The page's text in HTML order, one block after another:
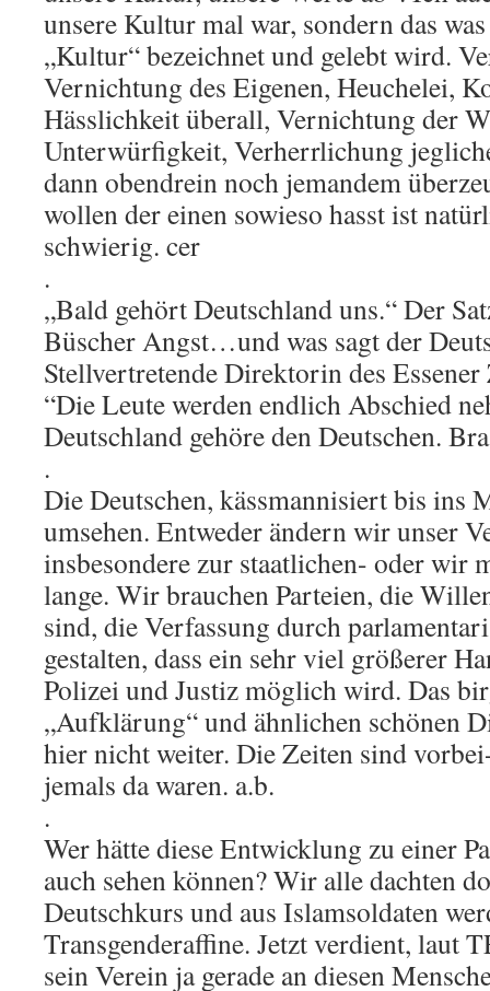
unsere Kultur mal war, sondern das
„Kultur“ bezeichnet und gelebt wird.
Vernichtung des Eigenen, Heuchelei,
Hässlichkeit überall, Vernichtung der
Unterwürfigkeit, Verherrlichung
dann obendrein noch jemandem
wollen der einen sowieso hasst ist
schwierig. cer
.
„Bald gehört Deutschland uns.“ Der
Büscher Angst…und was sagt der
Stellvertretende Direktorin des
“Die Leute werden endlich Abschied
Deutschland gehöre den Deutschen. Bra
.
Die Deutschen, kässmannisiert bis ins
umsehen. Entweder ändern wir unser
insbesondere zur staatlichen- oder wir
lange. Wir brauchen Parteien, die
sind, die Verfassung durch
gestalten, dass ein sehr viel größerer
Polizei und Justiz möglich wird. Das
„Aufklärung“ und ähnlichen schönen
hier nicht weiter. Die Zeiten sind
jemals da waren. a.b.
.
Wer hätte diese Entwicklung zu einer
auch sehen können? Wir alle dachten
Deutschkurs und aus Islamsoldaten
Transgenderaffine. Jetzt verdient, laut
sein Verein ja gerade an diesen